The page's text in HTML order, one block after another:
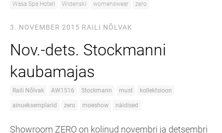
Wasa Spa Hotell
Widenski womenswear zero
3. NOVEMBER 2015 RAILI NÕLVAK
Nov.-dets. Stockmanni
kaubamajas
Raili Nõlvak AW1516 Stockmann must kollektsioon
ainueksemplarid zero moeshow näidised
Showroom ZERO on kolinud novembri ja detsembri